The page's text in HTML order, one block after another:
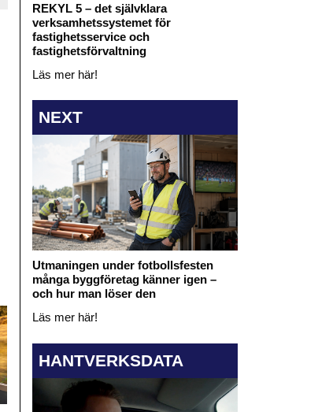
REKYL 5 – det självklara
verksamhetssystemet för
fastighetsservice och
fastighetsförvaltning
Läs mer här!
NEXT
Utmaningen under fotbollsfesten
många byggföretag känner igen –
och hur man löser den
Läs mer här!
HANTVERKSDATA